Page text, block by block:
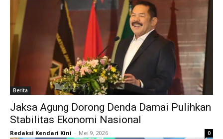
Berita
Jaksa Agung Dorong Denda Damai Pulihkan
Stabilitas Ekonomi Nasional
Redaksi Kendari Kini - Mei 9, 2026 0